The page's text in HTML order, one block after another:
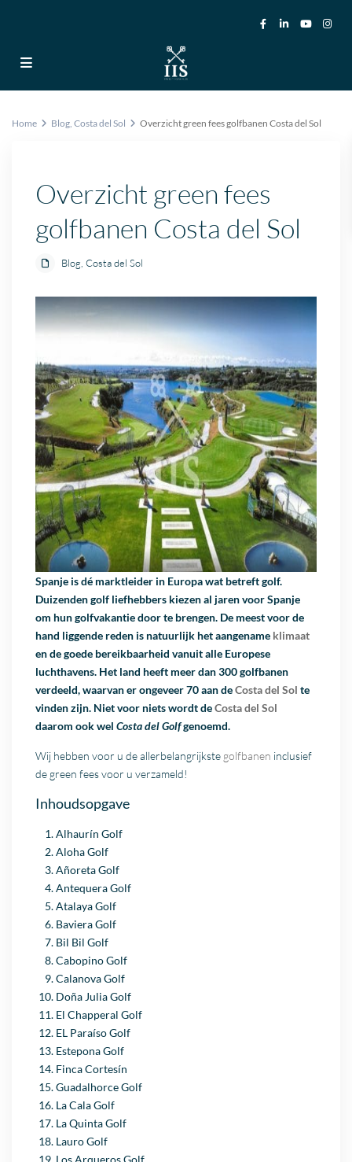
Home Blog,Costa del Sol Overzicht green fees golfbanen Costa del Sol
Overzicht green fees
golfbanen Costa del Sol
Blog ,Costa del Sol
Spanje is dé marktleider in Europa wat betreft golf.
Duizenden golf liefhebbers kiezen al jaren voor Spanje
om hun golfvakantie door te brengen. De meest voor de
hand liggende reden is natuurlijk het aangename klimaat
en de goede bereikbaarheid vanuit alle Europese
luchthavens. Het land heeft meer dan 300 golfbanen
verdeeld, waarvan er ongeveer 70 aan deCosta del Sol te
vinden zijn. Niet voor niets wordt deCosta del Sol
daarom ook welCosta del Golfgenoemd.
Wij hebben voor u de allerbelangrijkste golfbanen inclusief
de green fees voor u verzameld!
Inhoudsopgave
Alhaurín Golf
Aloha Golf
Añoreta Golf
Antequera Golf
Atalaya Golf
Baviera Golf
Bil Bil Golf
Cabopino Golf
Calanova Golf
Doña Julia Golf
El Chapperal Golf
EL Paraíso Golf
Estepona Golf
Finca Cortesín
Guadalhorce Golf
La Cala Golf
La Quinta Golf
Lauro Golf
Los Arqueros Golf